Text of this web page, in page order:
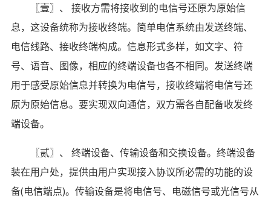
〖壹〗、 接收方需将接收到的电信号还原为原始信
息，这设备统称为接收终端。简单电信系统由发送终端、
电信线路、接收终端构成。信息形式多样，如文字、符
号、语音、图像，相应的终端设备也各不相同。发送终端
用于感受原始信息并转换为电信号，接收终端将电信号还
原为原始信息。要实现双向通信，双方需各自配备收发终
端设备。
〖贰〗、 终端设备、传输设备和交换设备。终端设备
装在用户处，提供由用户实现接入协议所必需的功能的设
备(电信端点)。传输设备是将电信号、电磁信号或光信号从